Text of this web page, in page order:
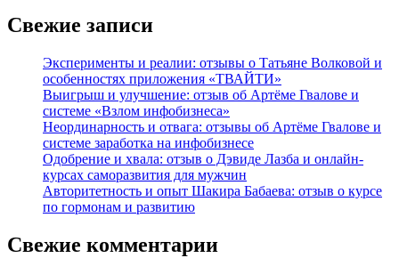
Свежие записи
Эксперименты и реалии: отзывы о Татьяне Волковой и
особенностях приложения «ТВАЙТИ»
Выигрыш и улучшение: отзыв об Артёме Гвалове и
системе «Взлом инфобизнеса»
Неординарность и отвага: отзывы об Артёме Гвалове и
системе заработка на инфобизнесе
Одобрение и хвала: отзыв о Дэвиде Лазба и онлайн-
курсах саморазвития для мужчин
Авторитетность и опыт Шакира Бабаева: отзыв о курсе
по гормонам и развитию
Свежие комментарии